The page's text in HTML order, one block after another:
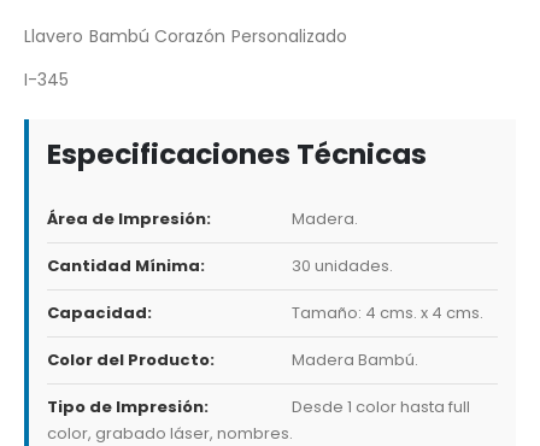
Llavero Bambú Corazón Personalizado
I-345
Especificaciones Técnicas
Área de Impresión: Madera.
Cantidad Mínima: 30 unidades.
Capacidad: Tamaño: 4 cms. x 4 cms.
Color del Producto: Madera Bambú.
Tipo de Impresión:
Desde 1 color hasta full
color, grabado láser, nombres.